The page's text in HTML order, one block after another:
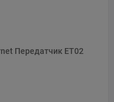
Передатчик ET02